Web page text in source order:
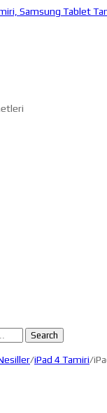
Search
/iPad 4 Tamiri/